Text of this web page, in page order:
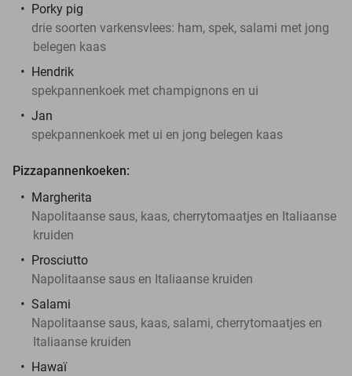
Porky pig
drie soorten varkensvlees: ham, spek, salami met jong
belegen kaas
Hendrik
spekpannenkoek met champignons en ui
Jan
spekpannenkoek met ui en jong belegen kaas
Pizzapannenkoeken:
Margherita
Napolitaanse saus, kaas, cherrytomaatjes en Italiaanse
kruiden
Prosciutto
Napolitaanse saus en Italiaanse kruiden
Salami
Napolitaanse saus, kaas, salami, cherrytomaatjes en
Italiaanse kruiden
Hawaï